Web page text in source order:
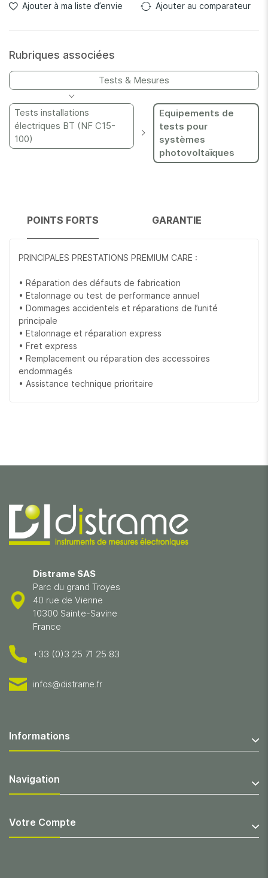
Ajouter à ma liste d’envie Ajouter au comparateur
Rubriques associées
Tests & Mesures
Tests installations
électriques BT (NF C15-
100)
Equipements de
tests pour
systèmes
photovoltaïques
POINTS FORTS GARANTIE
PRINCIPALES PRESTATIONS PREMIUM CARE :
• Réparation des défauts de fabrication
• Etalonnage ou test de performance annuel
• Dommages accidentels et réparations de l’unité
principale
• Etalonnage et réparation express
• Fret express
• Remplacement ou réparation des accessoires
endommagés
• Assistance technique prioritaire
Distrame SAS
Parc du grand Troyes
40 rue de Vienne
10300 Sainte-Savine
France
+33 (0)3 25 71 25 83
infos@distrame.fr
Informations
Navigation
Votre Compte